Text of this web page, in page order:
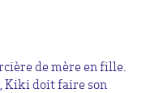
de mère en fille.
Kiki doit faire son